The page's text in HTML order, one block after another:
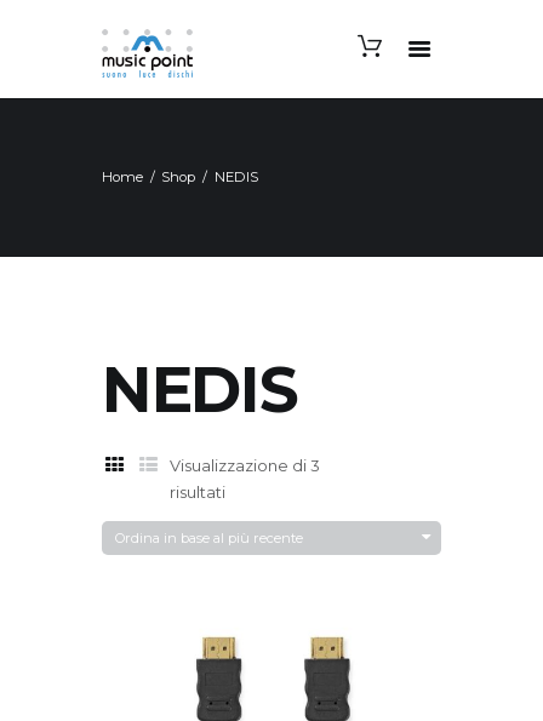
Home Shop NEDIS
NEDIS
Visualizzazione di 3
risultatiOrdina
in
base